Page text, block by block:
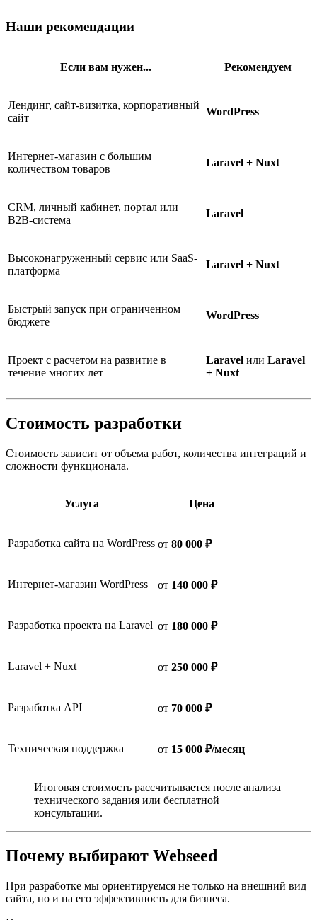
Наши рекомендации
Если вам нужен... Рекомендуем
Лендинг, сайт-визитка, корпоративный
сайт
WordPress
Интернет-магазин с большим
количеством товаров
Laravel + Nuxt
CRM, личный кабинет, портал или
B2B-система
Laravel
Высоконагруженный сервис или SaaS-
платформа
Laravel + Nuxt
Быстрый запуск при ограниченном
бюджете
WordPress
Проект с расчетом на развитие в
течение многих лет
Laravel или Laravel
+ Nuxt
Стоимость разработки
Стоимость зависит от объема работ, количества интеграций и
сложности функционала.
Услуга Цена
Разработка сайта на WordPress от 80 000 ₽
Интернет-магазин WordPress от 140 000 ₽
Разработка проекта на Laravel от 180 000 ₽
Laravel + Nuxt от 250 000 ₽
Разработка API от 70 000 ₽
Техническая поддержка от 15 000 ₽/месяц
Итоговая стоимость рассчитывается после анализа
технического задания или бесплатной
консультации.
Почему выбирают Webseed
При разработке мы ориентируемся не только на внешний вид
сайта, но и на его эффективность для бизнеса.